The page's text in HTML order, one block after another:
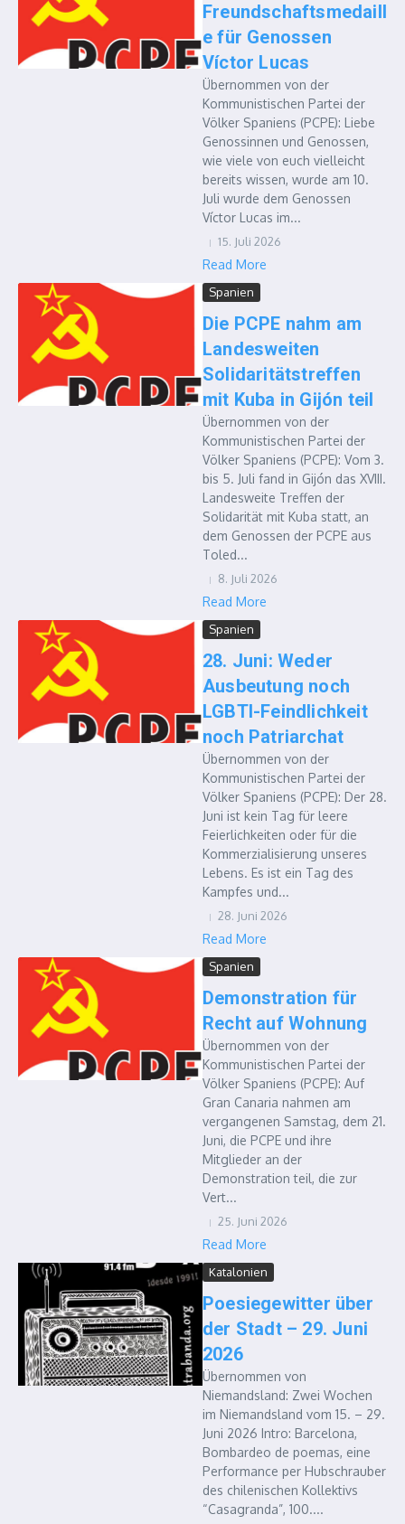
Freundschaftsmedaill
e für Genossen
Víctor Lucas
Übernommen von der
Kommunistischen Partei der
Völker Spaniens (PCPE): Liebe
Genossinnen und Genossen,
wie viele von euch vielleicht
bereits wissen, wurde am 10.
Juli wurde dem Genossen
Víctor Lucas im...
15. Juli 2026
Read More
Spanien
Die PCPE nahm am
Landesweiten
Solidaritätstreffen
mit Kuba in Gijón teil
Übernommen von der
Kommunistischen Partei der
Völker Spaniens (PCPE): Vom 3.
bis 5. Juli fand in Gijón das XVIII.
Landesweite Treffen der
Solidarität mit Kuba statt, an
dem Genossen der PCPE aus
Toled...
8. Juli 2026
Read More
Spanien
28. Juni: Weder
Ausbeutung noch
LGBTI-Feindlichkeit
noch Patriarchat
Übernommen von der
Kommunistischen Partei der
Völker Spaniens (PCPE): Der 28.
Juni ist kein Tag für leere
Feierlichkeiten oder für die
Kommerzialisierung unseres
Lebens. Es ist ein Tag des
Kampfes und...
28. Juni 2026
Read More
Spanien
Demonstration für
Recht auf Wohnung
Übernommen von der
Kommunistischen Partei der
Völker Spaniens (PCPE): Auf
Gran Canaria nahmen am
vergangenen Samstag, dem 21.
Juni, die PCPE und ihre
Mitglieder an der
Demonstration teil, die zur
Vert...
25. Juni 2026
Read More
Katalonien
Poesiegewitter über
der Stadt – 29. Juni
2026
Übernommen von
Niemandsland: Zwei Wochen
im Niemandsland vom 15. – 29.
Juni 2026 Intro: Barcelona,
Bombardeo de poemas, eine
Performance per Hubschrauber
des chilenischen Kollektivs
“Casagranda”, 100....